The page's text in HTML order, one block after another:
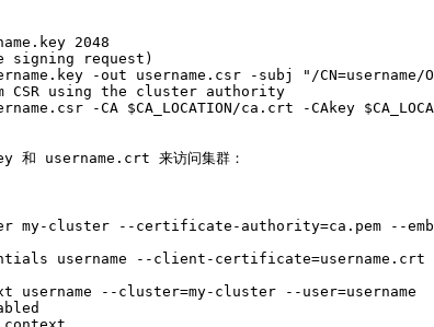
2048
signing request)
-out username.csr -subj "/CN=username/
using the cluster authority
-CA $CA_LOCATION/ca.crt -CAkey
和 username.crt 来访问集群：
cluster --certificate-authority=ca.pem --
username --client-certificate=username.crt
--cluster=my-cluster --user=username